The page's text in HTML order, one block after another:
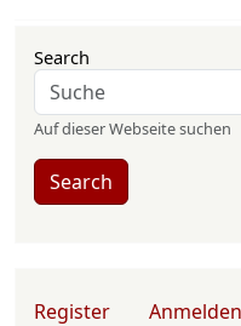
Search
Auf dieser Webseite suchen
Search
Register Anmelden